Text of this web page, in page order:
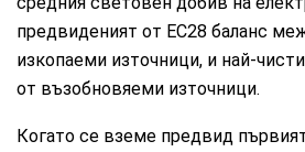
предвиденият от EC28 баланс
изкопаеми източници, и най-
от възобновяеми източници.
Когато се вземе предвид